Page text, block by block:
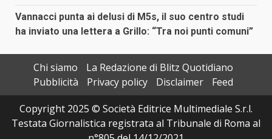
Vannacci punta ai delusi di M5s, il suo centro studi
ha inviato una lettera a Grillo: “Tra noi punti comuni”
Chi siamo
La Redazione di Blitz Quotidiano
Pubblicità
Privacy policy Disclaimer
Feed
Copyright 2025 © Società Editrice Multimediale S.r.l.
Testata Giornalistica registrata al Tribunale di Roma al